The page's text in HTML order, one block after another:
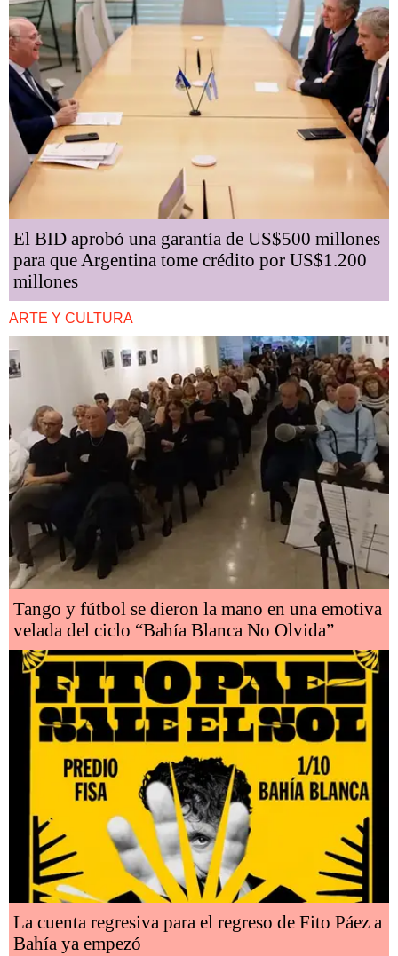
El BID aprobó una garantía de US$500 millones
para que Argentina tome crédito por US$1.200
millones
ARTE Y CULTURA
Tango y fútbol se dieron la mano en una emotiva
velada del ciclo “Bahía Blanca No Olvida”
La cuenta regresiva para el regreso de Fito Páez a
Bahía ya empezó